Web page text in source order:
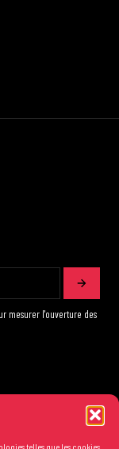
telles que les cookies
mesurer l'ouverture des